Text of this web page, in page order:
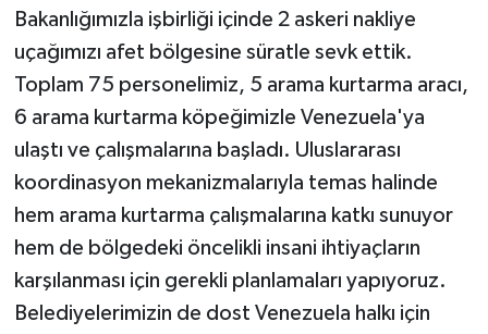
Bakanlığımızla işbirliği içinde 2 askeri nakliye
uçağımızı afet bölgesine süratle sevk ettik.
Toplam 75 personelimiz, 5 arama kurtarma aracı,
6 arama kurtarma köpeğimizle Venezuela'ya
ulaştı ve çalışmalarına başladı. Uluslararası
koordinasyon mekanizmalarıyla temas halinde
hem arama kurtarma çalışmalarına katkı sunuyor
hem de bölgedeki öncelikli insani ihtiyaçların
karşılanması için gerekli planlamaları yapıyoruz.
Belediyelerimizin de dost Venezuela halkı için